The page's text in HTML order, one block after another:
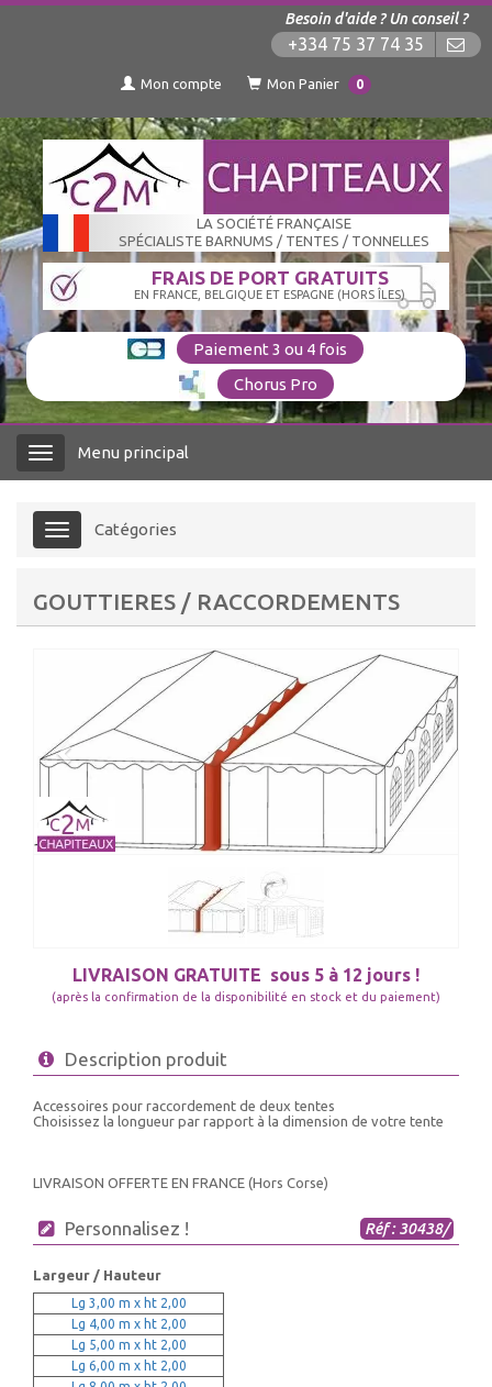
Besoin d'aide ? Un conseil ?
+334 75 37 74 35
Mon compte Mon Panier 0
LA SOCIÉTÉ FRANÇAISE
SPÉCIALISTE BARNUMS / TENTES / TONNELLES
FRAIS DE PORT GRATUITS
EN FRANCE, BELGIQUE ET ESPAGNE (HORS ÎLES)
Paiement 3 ou 4 fois
Chorus Pro
Menu Menu principal
Menu Catégories
GOUTTIERES / RACCORDEMENTS
LIVRAISON GRATUITE sous 5 à 12 jours !
(après la confirmation de la disponibilité en stock et du paiement)
Description produit
Accessoires pour raccordement de deux tentes
Choisissez la longueur par rapport à la dimension de votre tente
LIVRAISON OFFERTE EN FRANCE (Hors Corse)
Personnalisez ! Réf : 30438/
Largeur / Hauteur
Lg 3,00 m x ht 2,00
Lg 4,00 m x ht 2,00
Lg 5,00 m x ht 2,00
Lg 6,00 m x ht 2,00